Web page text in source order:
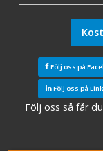
Följ oss på
Följ oss på
Följ oss så får